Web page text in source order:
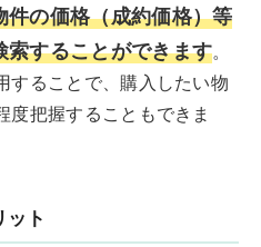
件の価格（成約価格）等
索することができます。
することで、購入したい物
度把握することもできま
ット